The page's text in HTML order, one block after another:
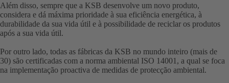
Além disso, sempre que a KSB desenvolve um novo produto,
considera e dá máxima prioridade à sua eficiência energética, à
durabilidade da sua vida útil e à possibilidade de reciclar os produtos
após a sua vida útil.
Por outro lado, todas as fábricas da KSB no mundo inteiro (mais de
30) são certificadas com a norma ambiental ISO 14001, a qual se foca
na implementação proactiva de medidas de protecção ambiental.